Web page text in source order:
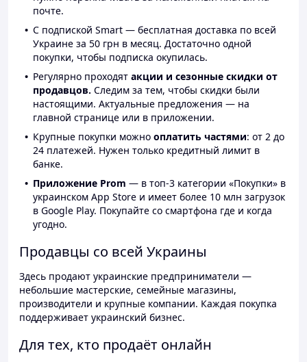
почте.
С подпиской Smart — бесплатная доставка по всей
Украине за 50 грн в месяц. Достаточно одной
покупки, чтобы подписка окупилась.
Регулярно проходят акции и сезонные скидки от
продавцов. Следим за тем, чтобы скидки были
настоящими. Актуальные предложения — на
главной странице или в приложении.
Крупные покупки можно оплатить частями: от 2 до
24 платежей. Нужен только кредитный лимит в
банке.
Приложение Prom — в топ-3 категории «Покупки» в
украинском App Store и имеет более 10 млн загрузок
в Google Play. Покупайте со смартфона где и когда
угодно.
Продавцы со всей Украины
Здесь продают украинские предприниматели —
небольшие мастерские, семейные магазины,
производители и крупные компании. Каждая покупка
поддерживает украинский бизнес.
Для тех, кто продаёт онлайн